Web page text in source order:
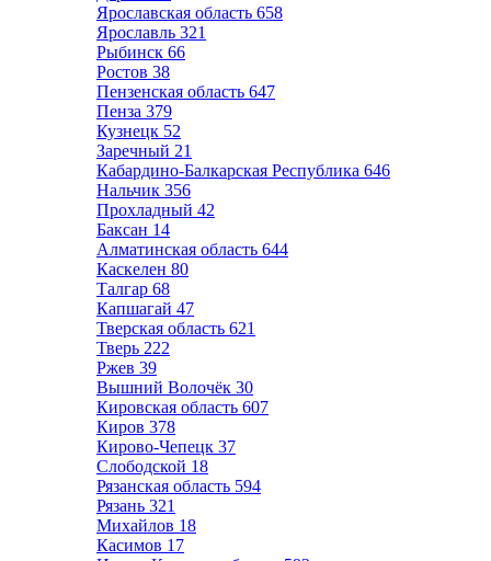
Ярославская область 658
Ярославль 321
Рыбинск 66
Ростов 38
Пензенская область 647
Пенза 379
Кузнецк 52
Заречный 21
Кабардино-Балкарская Республика 646
Нальчик 356
Прохладный 42
Баксан 14
Алматинская область 644
Каскелен 80
Талгар 68
Капшагай 47
Тверская область 621
Тверь 222
Ржев 39
Вышний Волочёк 30
Кировская область 607
Киров 378
Кирово-Чепецк 37
Слободской 18
Рязанская область 594
Рязань 321
Михайлов 18
Касимов 17